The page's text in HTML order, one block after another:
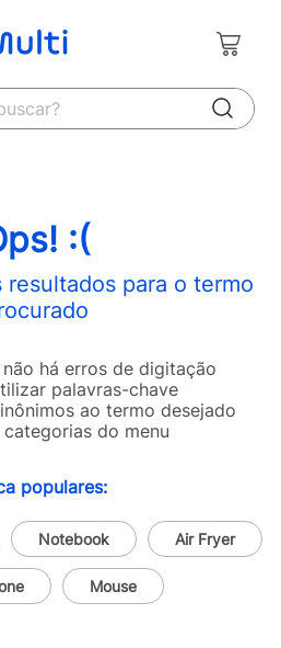
:(
resultados para o termo
há erros de digitação
palavras-chave
ao termo desejado
do menu
populares:
Notebook Air Fryer
Mouse